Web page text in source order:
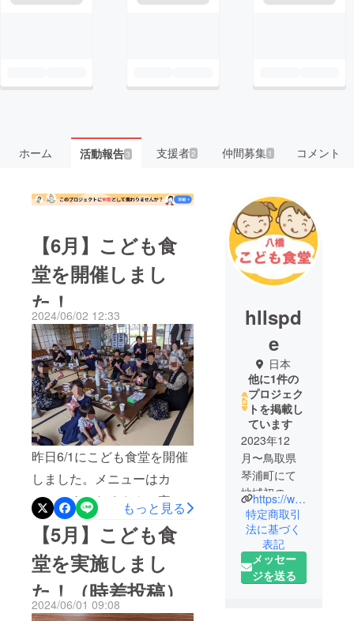
ホーム 活動報告3 支援者2 仲間募集 1 コメント
【6月】こども食
堂を開催しまし
た！
2024/06/02 12:33
昨日6/1にこども食堂を開催
しました。メニューはカ
レーです。たくさんの家族
が参加してくださりみんな
でわいわい楽しくお食事が
できました。今後もよりた
くさんの人にこども食堂の
存在を知っていただくため
もっと見る
【5月】こども食
堂を実施しまし
た！（時差投稿）
2024/06/01 09:08
hllspd
e
日本
他に1件の
プロジェク
トを掲載し
ています
2023年12
月〜鳥取県
琴浦町にて
地域初のこ
ども食堂を
開始しまし
た。少子高
齢化が進む
地域で共働
https://www.instagram.com/yabasekodomo?igsh=MXNoYmh4NGZyOWh5YQ==
特定商取引
法に基づく
表記
メッセー
ジを送る